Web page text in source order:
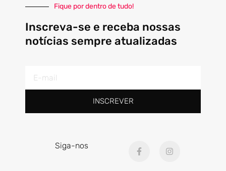
Fique por dentro de tudo!
Inscreva-se e receba nossas
notícias sempre atualizadas
INSCREVER
Siga-nos
a
n